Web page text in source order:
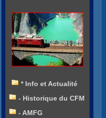
* Info et Actualité
- Historique du CFM
- AMFG